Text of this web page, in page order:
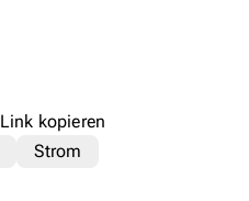
Link kopieren
Strom